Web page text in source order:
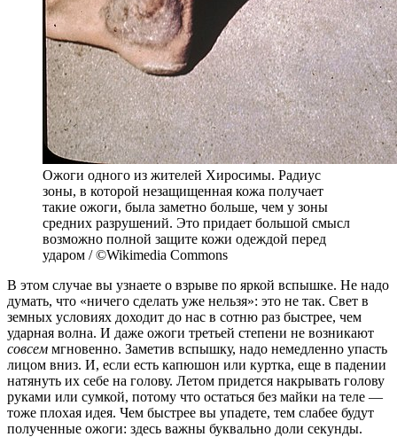
Ожоги одного из жителей Хиросимы. Радиус
зоны, в которой незащищенная кожа получает
такие ожоги, была заметно больше, чем у зоны
средних разрушений. Это придает большой смысл
возможно полной защите кожи одеждой перед
ударом / ©Wikimedia Commons
В этом случае вы узнаете о взрыве по яркой вспышке. Не надо
думать, что «ничего сделать уже нельзя»: это не так. Свет в
земных условиях доходит до нас в сотню раз быстрее, чем
ударная волна. И даже ожоги третьей степени не возникают
совсем мгновенно. Заметив вспышку, надо немедленно упасть
лицом вниз. И, если есть капюшон или куртка, еще в падении
натянуть их себе на голову. Летом придется накрывать голову
руками или сумкой, потому что остаться без майки на теле —
тоже плохая идея. Чем быстрее вы упадете, тем слабее будут
полученные ожоги: здесь важны буквально доли секунды.